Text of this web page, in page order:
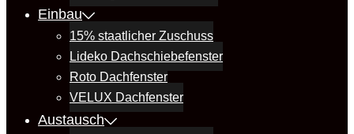
Einbau
15% staatlicher Zuschuss
Lideko Dachschiebefenster
Roto Dachfenster
VELUX Dachfenster
Austausch